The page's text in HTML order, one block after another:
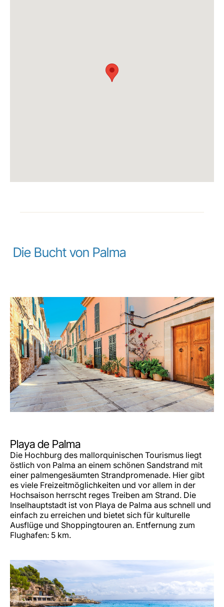
Die Bucht von Palma
Playa de Palma
Die Hochburg des mallorquinischen Tourismus liegt
östlich von Palma an einem schönen Sandstrand mit
einer palmengesäumten Strandpromenade. Hier gibt
es viele Freizeitmöglichkeiten und vor allem in der
Hochsaison herrscht reges Treiben am Strand. Die
Inselhauptstadt ist von Playa de Palma aus schnell und
einfach zu erreichen und bietet sich für kulturelle
Ausflüge und Shoppingtouren an. Entfernung zum
Flughafen: 5 km.